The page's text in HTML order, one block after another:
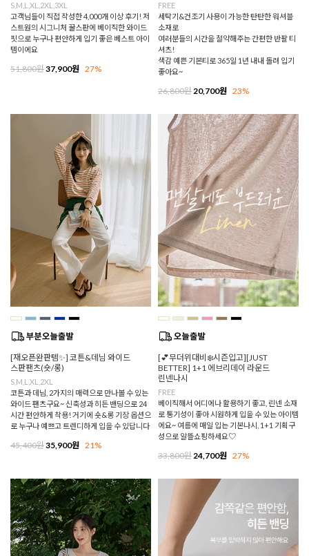
S,M,L,XL,2XL,3XL
고객님들이 직접 작성한 4,000개 이상 후기! 저
스트원의 시그니처 꿀스판에 베이직한 와이드
핏으로 누구나 편안하게 입기 좋은 베스트 아이
템이에요
51,800원37,900원 27%
FREE
세탁기&건조기 사용이 가능한 탄탄한 워셔블
소재로
여러분들의 시간을 절약해주는 간편한 반팔 티
셔츠!
색감 예쁜 기본티로 365일 1년 내내 돌려 입기
좋아요~
26,800원20,700원 23%
[재오픈완판템✨] 코튼&데님 와이드
스판팬츠(숏/롱)
S,M,L,XL,2XL
코튼과 데님, 2가지의 매력으로 만나볼 수 있는
와이드 팬츠구요~ 신축성과 히든 밴딩으로 24
시간 편안하게 착용! 거기에 숏&롱 기장 옵션으
로 누구나 예쁘고 트렌디하게 입을 수 있답니다
45,400원35,900원 21%
[💕무더위대비❄️시즌입고][JUST
BETTER] 1+1 에브리데이 라운드
린넨나시
FREE
베이직해서 어디에나 활용하기 좋고, 린넨 소재
로 통기성이 좋아 시원하게 입을 수 있는 아이템
에요~ 여름에 매일 입는 기본나시, 1+1 기획구
성으로 알뜰쇼핑하세요♡
33,800원24,700원 27%